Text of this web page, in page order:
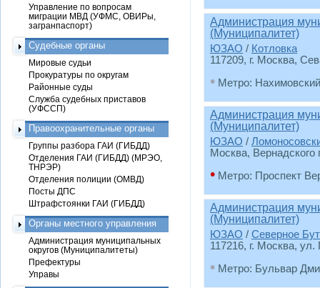
Администрация
(Муниципалитет)
ЮЗАО / Котловка
117209, г. Москва,
• Метро:
Администрация
(Муниципалитет)
ЮЗАО /
Москва, Вернадского
• Метро: Проспект
Администрация
(Муниципалитет)
ЮЗАО / Северное
117216, г. Москва, ул.
• Метро: Бульвар
Управление по вопросам
миграции МВД (УФМС, ОВИРы,
загранпаспорт)
Судебные органы
Мировые судьи
Прокуратуры по округам
Районные суды
Служба судебных приставов
(УФССП)
Правоохранительные органы
Группы разбора ГАИ (ГИБДД)
Отделения ГАИ (ГИБДД) (МРЭО,
ТНРЭР)
Отделения полиции (ОМВД)
Посты ДПС
Штрафстоянки ГАИ (ГИБДД)
Органы местного управления
Администрация муниципальных
округов (Муниципалитеты)
Префектуры
Управы